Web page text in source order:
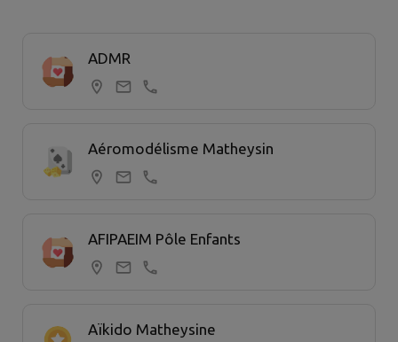
ADMR
Aéromodélisme Matheysin
AFIPAEIM Pôle Enfants
Aïkido Matheysine